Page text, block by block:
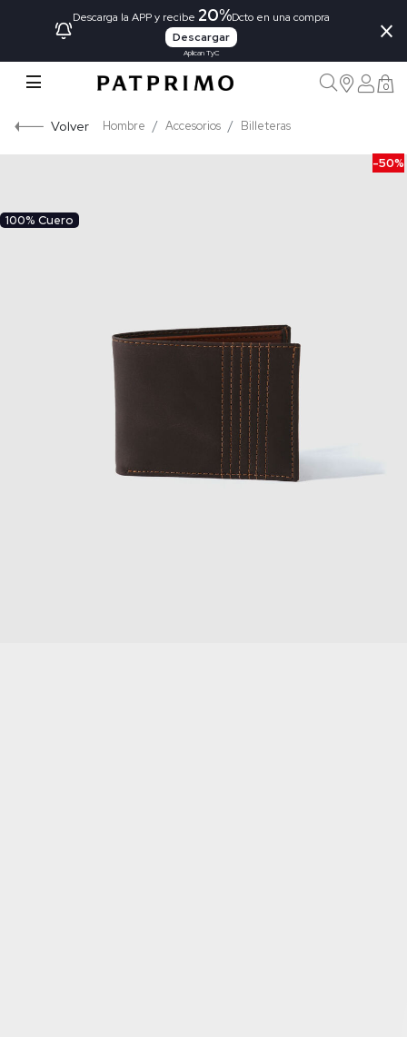
Descarga la APP y recibe 20%Dcto en una compra
Descargar
Aplican TyC
×
0
Volver Hombre Accesorios Billeteras
-50%
100% Cuero